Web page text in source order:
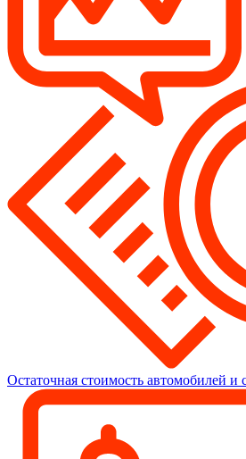
Остаточная стоимость автомобилей и